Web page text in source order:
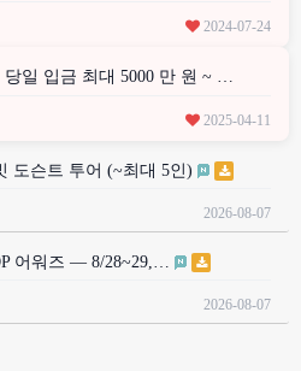
2024-07-24
일 입금 최대 5000 만 원 ~ …
2025-04-11
도슨트 투어 (~최대 5인)
2026-08-07
어워즈 — 8/28~29,…
2026-08-07